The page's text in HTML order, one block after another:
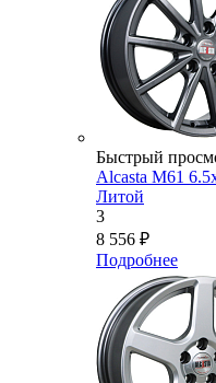
Быстрый
Alcasta M61
Литой
3
8 556 ₽
Подробнее